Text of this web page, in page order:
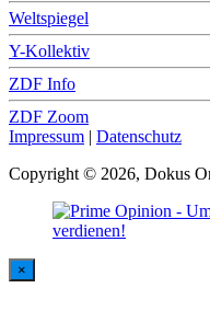
Weltspiegel
Y-Kollektiv
ZDF Info
ZDF Zoom
Impressum | Datenschutz
Copyright © 2026, Dokus
×